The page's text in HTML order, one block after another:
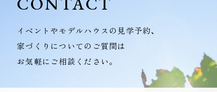
イベントやモデルハウスの見学予約、
家づくりについてのご質問は
お気軽にご相談ください。